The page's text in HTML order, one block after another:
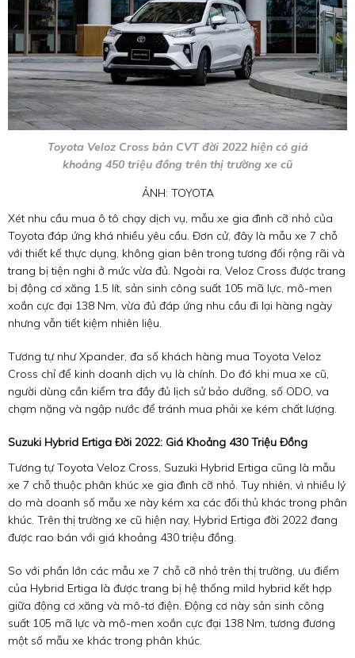
Toyota Veloz Cross bản CVT đời 2022 hiện có giá
khoảng 450 triệu đồng trên thị trường xe cũ
ẢNH: TOYOTA
Xét nhu cầu mua ô tô chạy dịch vụ, mẫu xe gia đình cỡ nhỏ của
Toyota đáp ứng khá nhiều yêu cầu. Đơn cử, đây là mẫu xe 7 chỗ
với thiết kế thực dụng, không gian bên trong tương đối rộng rãi và
trang bị tiện nghi ở mức vừa đủ. Ngoài ra, Veloz Cross được trang
bị động cơ xăng 1.5 lít, sản sinh công suất 105 mã lực, mô-men
xoắn cực đại 138 Nm, vừa đủ đáp ứng nhu cầu đi lại hàng ngày
nhưng vẫn tiết kiệm nhiên liệu.
Tương tự như Xpander, đa số khách hàng mua Toyota Veloz
Cross chỉ để kinh doanh dịch vụ là chính. Do đó khi mua xe cũ,
người dùng cần kiểm tra đầy đủ lịch sử bảo dưỡng, số ODO, va
chạm nặng và ngập nước để tránh mua phải xe kém chất lượng.
Suzuki Hybrid Ertiga Đời 2022: Giá Khoảng 430 Triệu Đồng
Tương tự Toyota Veloz Cross, Suzuki Hybrid Ertiga cũng là mẫu
xe 7 chỗ thuộc phân khúc xe gia đình cỡ nhỏ. Tuy nhiên, vì nhiều lý
do mà doanh số mẫu xe này kém xa các đối thủ khác trong phân
khúc. Trên thị trường xe cũ hiện nay, Hybrid Ertiga đời 2022 đang
được rao bán với giá khoảng 430 triệu đồng.
So với phần lớn các mẫu xe 7 chỗ cỡ nhỏ trên thị trường, ưu điểm
của Hybrid Ertiga là được trang bị hệ thống mild hybrid kết hợp
giữa động cơ xăng và mô-tơ điện. Động cơ này sản sinh công
suất 105 mã lực và mô-men xoắn cực đại 138 Nm, tương đương
một số mẫu xe khác trong phân khúc.